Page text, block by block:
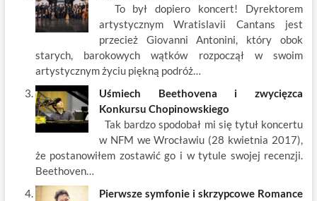
To był dopiero koncert! Dyrektorem
artystycznym Wratislavii Cantans jest
przecież Giovanni Antonini, który obok
starych, barokowych wątków rozpoczął w swoim
artystycznym życiu piękną podróż…
Uśmiech Beethovena i zwycięzca
Konkursu Chopinowskiego
Tak bardzo spodobał mi się tytuł koncertu
w NFM we Wrocławiu (28 kwietnia 2017),
że postanowiłem zostawić go i w tytule swojej recenzji.
Beethoven…
Pierwsze symfonie i skrzypcowe Romance